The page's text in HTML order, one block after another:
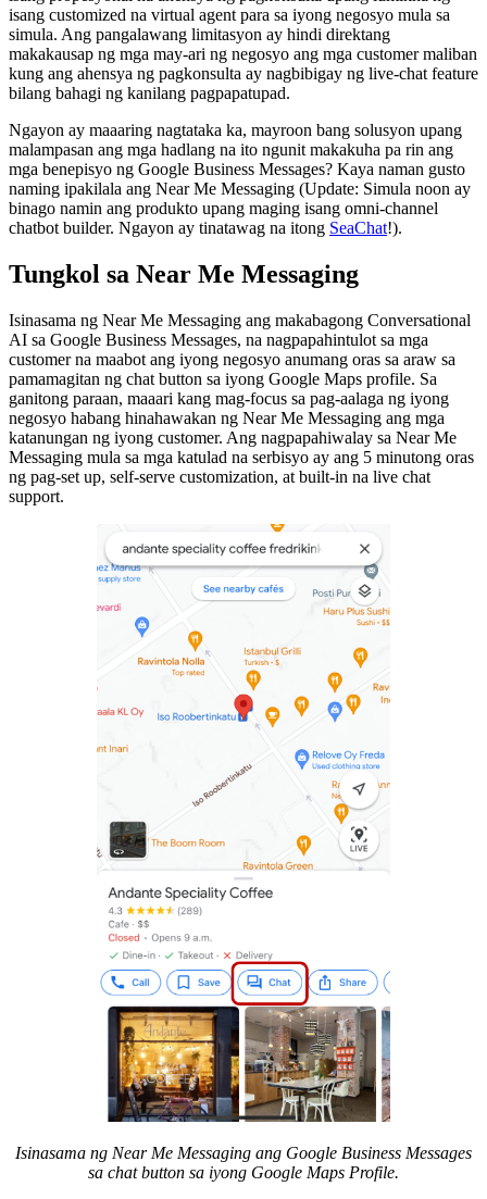
isang customized na virtual agent para sa iyong negosyo mula sa
simula. Ang pangalawang limitasyon ay hindi direktang
makakausap ng mga may-ari ng negosyo ang mga customer maliban
kung ang ahensya ng pagkonsulta ay nagbibigay ng live-chat feature
bilang bahagi ng kanilang pagpapatupad.
Ngayon ay maaaring nagtataka ka, mayroon bang solusyon upang
malampasan ang mga hadlang na ito ngunit makakuha pa rin ang
mga benepisyo ng Google Business Messages? Kaya naman gusto
naming ipakilala ang Near Me Messaging (Update: Simula noon ay
binago namin ang produkto upang maging isang omni-channel
chatbot builder. Ngayon ay tinatawag na itong SeaChat!).
Tungkol sa Near Me Messaging
Isinasama ng Near Me Messaging ang makabagong Conversational
AI sa Google Business Messages, na nagpapahintulot sa mga
customer na maabot ang iyong negosyo anumang oras sa araw sa
pamamagitan ng chat button sa iyong Google Maps profile. Sa
ganitong paraan, maaari kang mag-focus sa pag-aalaga ng iyong
negosyo habang hinahawakan ng Near Me Messaging ang mga
katanungan ng iyong customer. Ang nagpapahiwalay sa Near Me
Messaging mula sa mga katulad na serbisyo ay ang 5 minutong oras
ng pag-set up, self-serve customization, at built-in na live chat
support.
Isinasama ng Near Me Messaging ang Google Business Messages
sa chat button sa iyong Google Maps Profile.